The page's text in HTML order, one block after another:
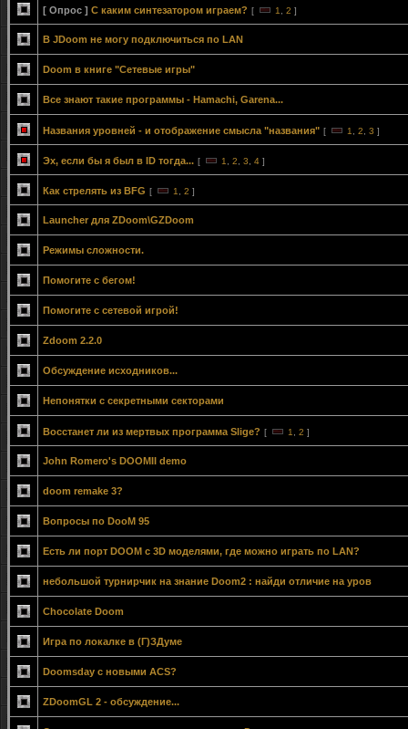
[ Опрос ] С каким синтезатором играем? [ 1 2 ]
В JDoom не могу подключиться по LAN
Doom в книге "Сетевые игры"
Все знают такие программы - Hamachi, Garena...
Названия уровней - и отображение смысла "названия" [ 1 2 3 ]
Эх, если бы я был в ID тогда... [ 1 2 3 4 ]
Как стрелять из BFG [ 1 2 ]
Launcher для ZDoom\GZDoom
Режимы сложности.
Помогите с бегом!
Помогите с сетевой игрой!
Zdoom 2.2.0
Обсуждение исходников...
Непонятки с секретными секторами
Восстанет ли из мертвых программа Slige? [ 1 2 ]
John Romero's DOOMII demo
doom remake 3?
Вопросы по DooM 95
Есть ли порт DOOM с 3D моделями, где можно играть по LAN?
небольшой турнирчик на знание Doom2 : найди отличие на уров
Chocolate Doom
Игра по локалке в (Г)ЗДуме
Doomsday с новыми ACS?
ZDoomGL 2 - обсуждение...